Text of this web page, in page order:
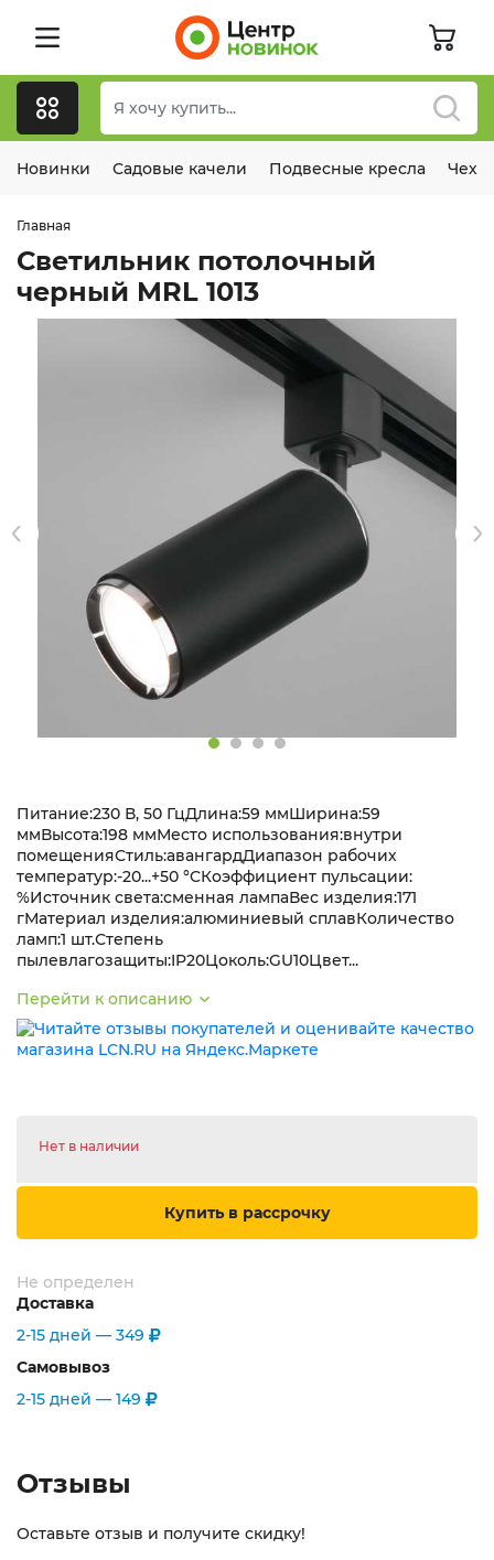
Новинки Садовые качели Подвесные кресла
Главная
Светильник потолочный
черный MRL 1013
Питание:230 В, 50 ГцДлина:59 ммШирина:59
ммВысота:198 ммМесто использования:внутри
помещенияСтиль:авангардДиапазон рабочих
температур:-20...+50 °CКоэффициент пульсации:
%Источник света:сменная лампаВес изделия:171
гМатериал изделия:алюминиевый сплавКоличество
ламп:1 шт.Степень
пылевлагозащиты:IP20Цоколь:GU10Цвет...
Перейти к описанию
Нет в наличии
Купить в рассрочку
Не определен
Доставка
2-15 дней — 349
Самовывоз
2-15 дней — 149
Отзывы
Оставьте отзыв и получите скидку!